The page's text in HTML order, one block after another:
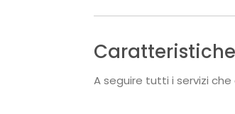
A seguire tutti i servizi